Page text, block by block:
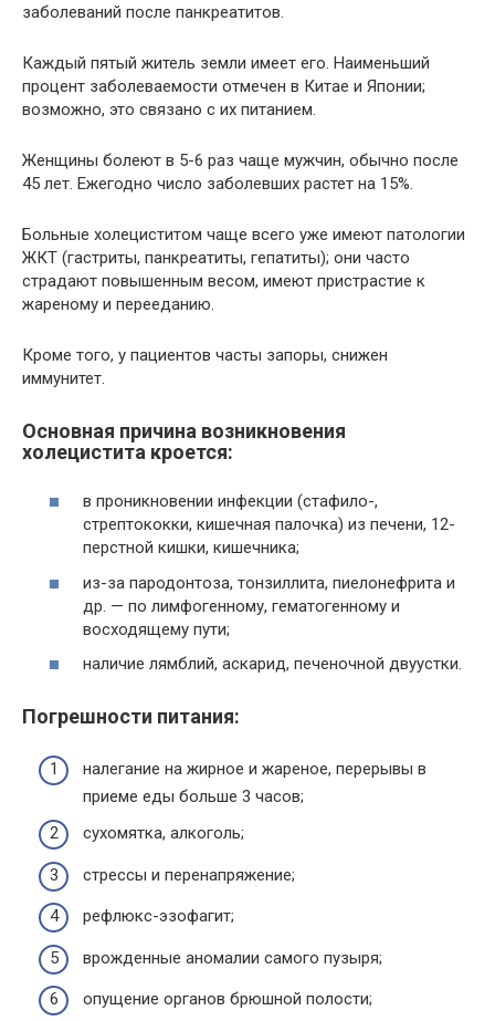
заболеваний после панкреатитов.
Каждый пятый житель земли имеет его. Наименьший
процент заболеваемости отмечен в Китае и Японии;
возможно, это связано с их питанием.
Женщины болеют в 5-6 раз чаще мужчин, обычно после
45 лет. Ежегодно число заболевших растет на 15%.
Больные холециститом чаще всего уже имеют патологии
ЖКТ (гастриты, панкреатиты, гепатиты); они часто
страдают повышенным весом, имеют пристрастие к
жареному и перееданию.
Кроме того, у пациентов часты запоры, снижен
иммунитет.
Основная причина возникновения
холецистита кроется:
в проникновении инфекции (стафило-,
стрептококки, кишечная палочка) из печени, 12-
перстной кишки, кишечника;
из-за пародонтоза, тонзиллита, пиелонефрита и
др. — по лимфогенному, гематогенному и
восходящему пути;
наличие лямблий, аскарид, печеночной двуустки.
Погрешности питания:
налегание на жирное и жареное, перерывы в
приеме еды больше 3 часов;
сухомятка, алкоголь;
стрессы и перенапряжение;
рефлюкс-эзофагит;
врожденные аномалии самого пузыря;
опущение органов брюшной полости;